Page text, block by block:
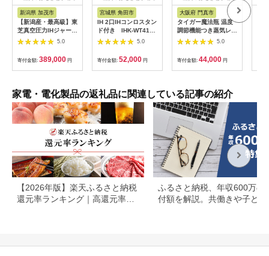
ス
新潟県 加茂市
【新潟産・最高級】東
芝真空圧力IHジャー炊
飯器 炎匠炊き RC-
10ZWX(K) 5.5合
《2025年モデル》
5.0
寄付金額: 389,000 円
ス
宮城県 角田市
IH 2口IHコンロスタン
ド付き IHK-WT41S-
B
5.0
寄付金額: 52,000 円
大阪府 門真市
タイガー魔法瓶 温度
調節機能つき蒸気レス
電気ケトル 1.2L PTV-
A120【HC チェスナ
ッツグレー、WG グレ
イッシュホワイト】大
阪府門真市 家電 電化
活家電 新生活 新生活
応援
5.0
寄付金額: 44,000 円
家電・電化製品の返礼品に関連している記事の紹介
【2026年版】楽天ふるさと納税
還元率ランキング｜高還元率返
ふるさと納税、年収600万の
付額を解説。共働きや子ども